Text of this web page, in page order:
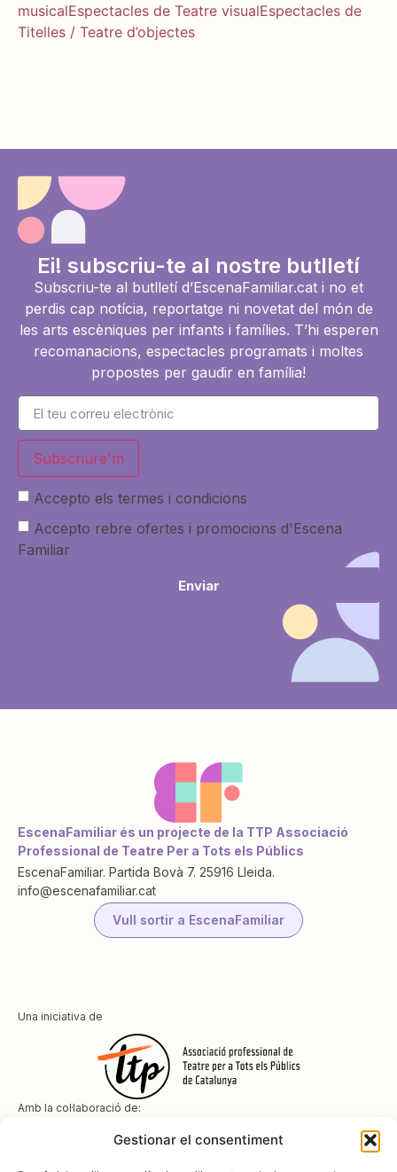
Gestionar el consentiment
musicalEspectacles de Teatre visualEspectacles de
Titelles / Teatre d’objectes
Ei! subscriu-te al nostre butlletí
Subscriu-te al butlletí d’EscenaFamiliar.cat i no et
perdis cap notícia, reportatge ni novetat del món de
les arts escèniques per infants i famílies. T’hi esperen
recomanacions, espectacles programats i moltes
propostes per gaudir en família!
Subscriure'm
Accepto els termes i condicions
Accepto rebre ofertes i promocions d'Escena
Familiar
Enviar
EscenaFamiliar és un projecte de la TTP Associació
Professional de Teatre Per a Tots els Públics
EscenaFamiliar. Partida Bovà 7. 25916 Lleida.
info@escenafamiliar.cat
Vull sortir a EscenaFamiliar
Una iniciativa de
Amb la col·laboració de: